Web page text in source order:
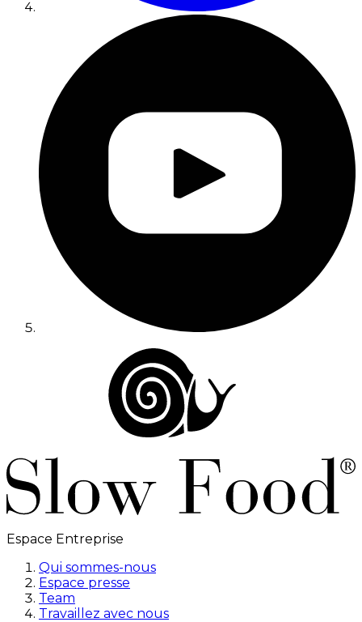
Espace Entreprise
Qui sommes-nous
Espace presse
Team
Travaillez avec nous